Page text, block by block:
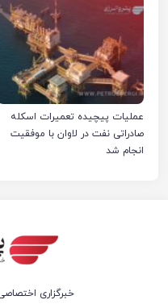
عملیات پیچیده تعمیرات اسکله
صادراتی نفت در لاوان با موفقیت
انجام شد
خبرگزاری